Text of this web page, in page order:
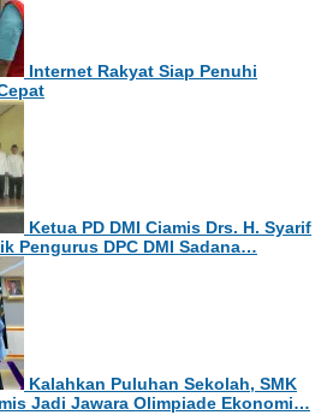
Internet Rakyat Siap Penuhi
Ketua PD DMI Ciamis Drs. H. Syarif
Pengurus DPC DMI Sadana…
Kalahkan Puluhan Sekolah, SMK
Jadi Jawara Olimpiade Ekonomi…